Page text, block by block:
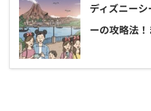
ディズニー
ーの攻略法